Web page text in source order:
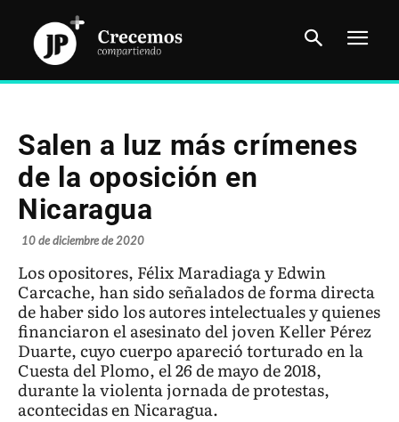
Salen a luz más crímenes
de la oposición en
Nicaragua
10 de diciembre de 2020
Los opositores, Félix Maradiaga y Edwin
Carcache, han sido señalados de forma directa
de haber sido los autores intelectuales y quienes
financiaron el asesinato del joven Keller Pérez
Duarte, cuyo cuerpo apareció torturado en la
Cuesta del Plomo, el 26 de mayo de 2018,
durante la violenta jornada de protestas,
acontecidas en Nicaragua.